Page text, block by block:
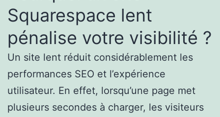
Squarespace lent
pénalise votre visibilité ?
Un site lent réduit considérablement les
performances SEO et l’expérience
utilisateur. En effet, lorsqu’une page met
plusieurs secondes à charger, les visiteurs